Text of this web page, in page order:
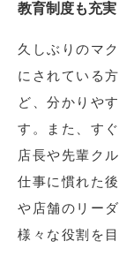
教育制度も充実
久しぶりのマ
にされている
ど、分かりや
す。また、す
店長や先輩ク
仕事に慣れた
や店舗のリー
様々な役割を